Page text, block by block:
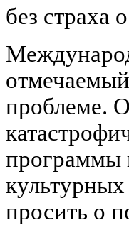
без страха
проблеме.
программы
просить о